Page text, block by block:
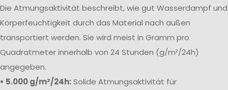
Die Atmungsaktivität beschreibt, wie gut Wasserdampf und
Körperfeuchtigkeit durch das Material nach außen
transportiert werden. Sie wird meist in Gramm pro
Quadratmeter innerhalb von 24 Stunden (g/m²/24h)
angegeben.
• 5.000 g/m²/24h:Solide Atmungsaktivität für